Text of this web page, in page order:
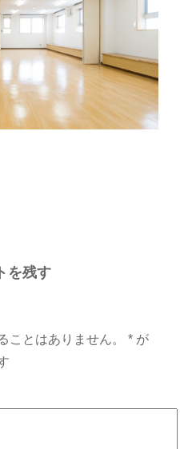
を残す
ことはありません。 *が